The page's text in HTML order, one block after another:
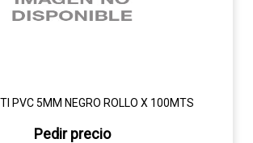
PVC 5MM NEGRO ROLLO X 100MTS
Pedir precio